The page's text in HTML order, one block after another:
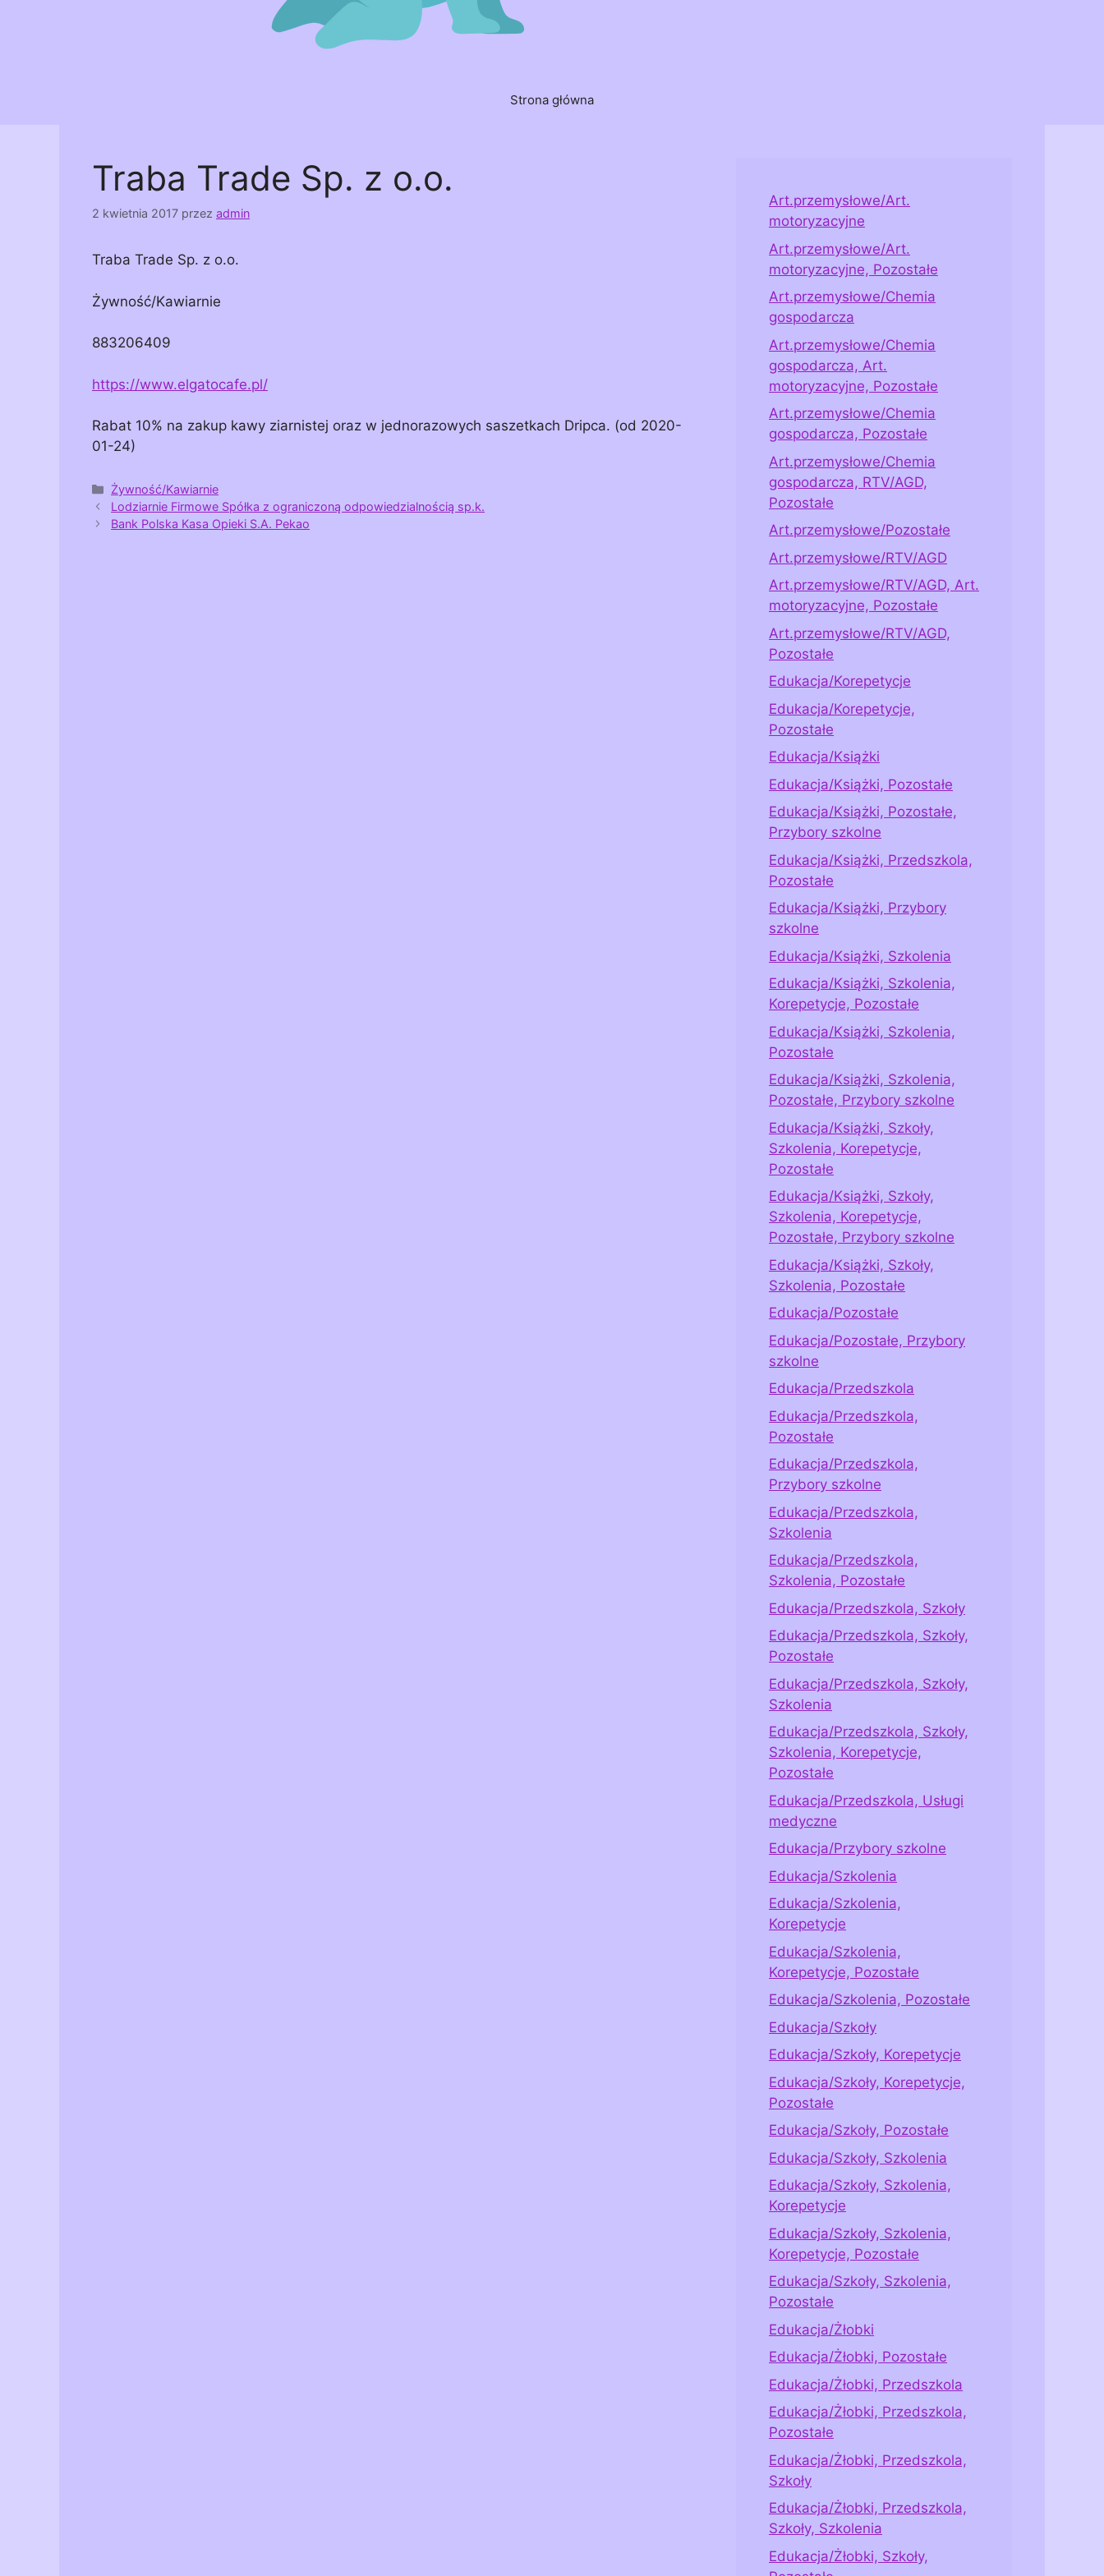
Strona główna
Traba Trade Sp. z o.o.
2 kwietnia 2017 przez admin
Traba Trade Sp. z o.o.
Żywność/Kawiarnie
883206409
https://www.elgatocafe.pl/
Rabat 10% na zakup kawy ziarnistej oraz w jednorazowych saszetkach Dripca. (od 2020-
01-24)
Kategorie
Żywność/Kawiarnie
Lodziarnie Firmowe Spółka z ograniczoną odpowiedzialnością sp.k.
Bank Polska Kasa Opieki S.A. Pekao
Art.przemysłowe/Art.
motoryzacyjne
Art.przemysłowe/Art.
motoryzacyjne, Pozostałe
Art.przemysłowe/Chemia
gospodarcza
Art.przemysłowe/Chemia
gospodarcza, Art.
motoryzacyjne, Pozostałe
Art.przemysłowe/Chemia
gospodarcza, Pozostałe
Art.przemysłowe/Chemia
gospodarcza, RTV/AGD,
Pozostałe
Art.przemysłowe/Pozostałe
Art.przemysłowe/RTV/AGD
Art.przemysłowe/RTV/AGD, Art.
motoryzacyjne, Pozostałe
Art.przemysłowe/RTV/AGD,
Pozostałe
Edukacja/Korepetycje
Edukacja/Korepetycje,
Pozostałe
Edukacja/Książki
Edukacja/Książki, Pozostałe
Edukacja/Książki, Pozostałe,
Przybory szkolne
Edukacja/Książki, Przedszkola,
Pozostałe
Edukacja/Książki, Przybory
szkolne
Edukacja/Książki, Szkolenia
Edukacja/Książki, Szkolenia,
Korepetycje, Pozostałe
Edukacja/Książki, Szkolenia,
Pozostałe
Edukacja/Książki, Szkolenia,
Pozostałe, Przybory szkolne
Edukacja/Książki, Szkoły,
Szkolenia, Korepetycje,
Pozostałe
Edukacja/Książki, Szkoły,
Szkolenia, Korepetycje,
Pozostałe, Przybory szkolne
Edukacja/Książki, Szkoły,
Szkolenia, Pozostałe
Edukacja/Pozostałe
Edukacja/Pozostałe, Przybory
szkolne
Edukacja/Przedszkola
Edukacja/Przedszkola,
Pozostałe
Edukacja/Przedszkola,
Przybory szkolne
Edukacja/Przedszkola,
Szkolenia
Edukacja/Przedszkola,
Szkolenia, Pozostałe
Edukacja/Przedszkola, Szkoły
Edukacja/Przedszkola, Szkoły,
Pozostałe
Edukacja/Przedszkola, Szkoły,
Szkolenia
Edukacja/Przedszkola, Szkoły,
Szkolenia, Korepetycje,
Pozostałe
Edukacja/Przedszkola, Usługi
medyczne
Edukacja/Przybory szkolne
Edukacja/Szkolenia
Edukacja/Szkolenia,
Korepetycje
Edukacja/Szkolenia,
Korepetycje, Pozostałe
Edukacja/Szkolenia, Pozostałe
Edukacja/Szkoły
Edukacja/Szkoły, Korepetycje
Edukacja/Szkoły, Korepetycje,
Pozostałe
Edukacja/Szkoły, Pozostałe
Edukacja/Szkoły, Szkolenia
Edukacja/Szkoły, Szkolenia,
Korepetycje
Edukacja/Szkoły, Szkolenia,
Korepetycje, Pozostałe
Edukacja/Szkoły, Szkolenia,
Pozostałe
Edukacja/Żłobki
Edukacja/Żłobki, Pozostałe
Edukacja/Żłobki, Przedszkola
Edukacja/Żłobki, Przedszkola,
Pozostałe
Edukacja/Żłobki, Przedszkola,
Szkoły
Edukacja/Żłobki, Przedszkola,
Szkoły, Szkolenia
Edukacja/Żłobki, Szkoły,